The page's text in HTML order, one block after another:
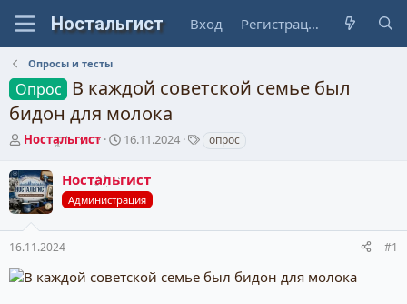
Вход Регистрация
Опросы и тесты
Опрос
В кaждой советской ceмье был
бидон для молока
А
т
о
р
м
ы
Ностальгист
Д
а
н
ч
а
16.11.2024 опрос
Ностальгист
Администрация
16.11.2024 #1